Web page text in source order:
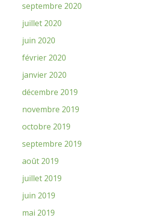
septembre 2020
juillet 2020
juin 2020
février 2020
janvier 2020
décembre 2019
novembre 2019
octobre 2019
septembre 2019
août 2019
juillet 2019
juin 2019
mai 2019